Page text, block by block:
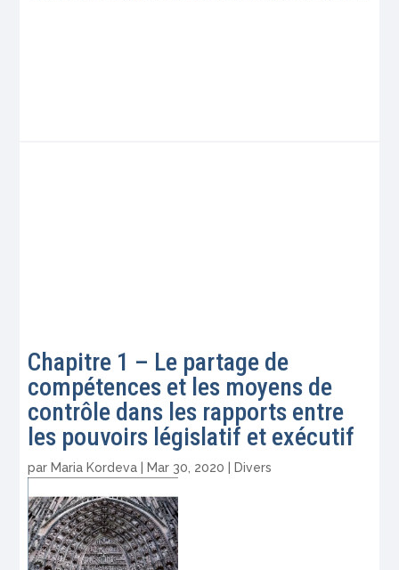
Chapitre 1 – Le partage de
compétences et les moyens de
contrôle dans les rapports entre
les pouvoirs législatif et exécutif
par Maria Kordeva Mar 30, 2020 Divers